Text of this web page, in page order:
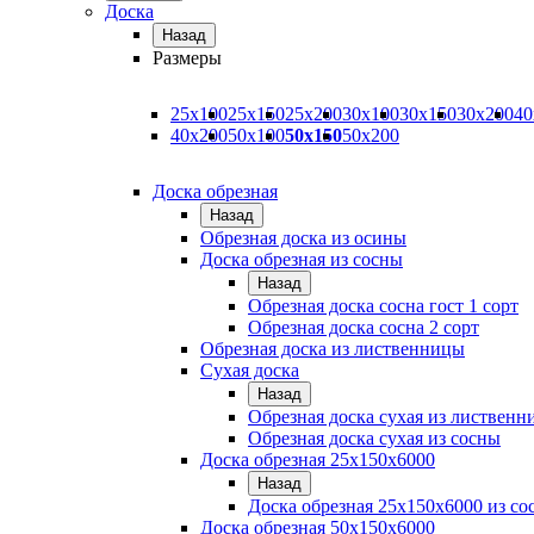
Доска
Назад
Размеры
25х10025х15025х20030х10030х15030х200
40х20050х10050х15050х200
Доска обрезная
Назад
Обрезная доска из осины
Доска обрезная из сосны
Назад
Обрезная доска сосна гост 1 сорт
Обрезная доска сосна 2 сорт
Обрезная доска из лиственницы
Сухая доска
Назад
Обрезная доска сухая из
Обрезная доска сухая из сосны
Доска обрезная 25х150х6000
Назад
Доска обрезная 25x150x6000 из
Доска обрезная 50х150х6000